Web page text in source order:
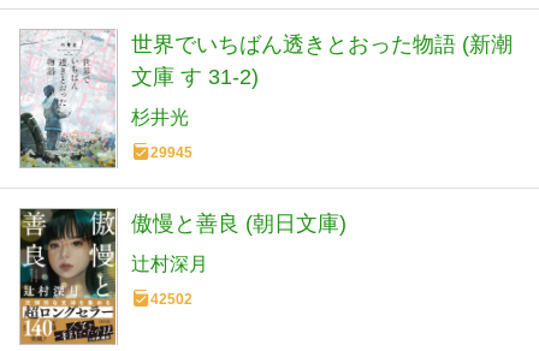
世界でいちばん透きとおった物語 (新潮
文庫 す 31-2)
杉井光
29945
傲慢と善良 (朝日文庫)
辻村深月
42502